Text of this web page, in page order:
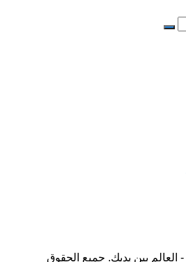
- العالم بين يديك. جميع الحقوق